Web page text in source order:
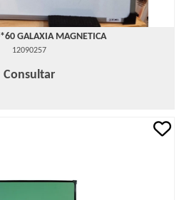
GALAXIA MAGNETICA
12090257
Consultar